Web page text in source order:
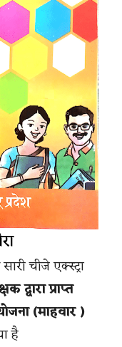
चीजे एक्स्ट्रा
द्वारा प्राप्त
(माहवार )
है